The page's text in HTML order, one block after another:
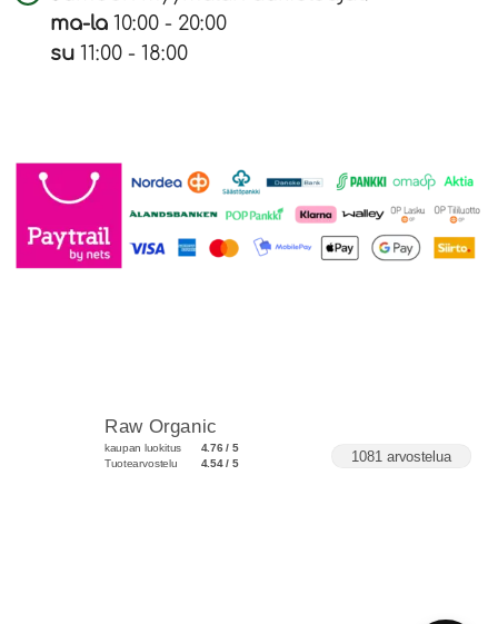
ma-la 10:00 - 20:00
su 11:00 - 18:00
Raw Organic
kaupan luokitus
4.76 / 5
Tuotearvostelu
4.54 / 5 1081 arvostelua